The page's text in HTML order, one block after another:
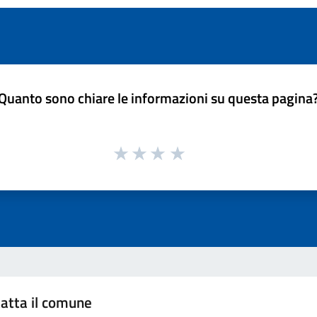
sono chiare le informazioni su questa
il comune